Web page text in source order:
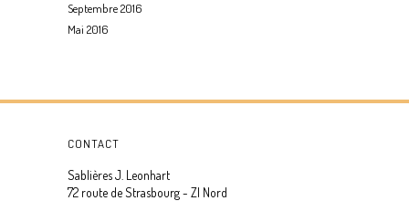
Septembre 2016
Mai 2016
CONTACT
Sablières J. Leonhart
72 route de Strasbourg - ZI Nord